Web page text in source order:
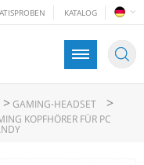
KATALOG
> GAMING-HEADSET >
KOPFHÖRER FÜR PC